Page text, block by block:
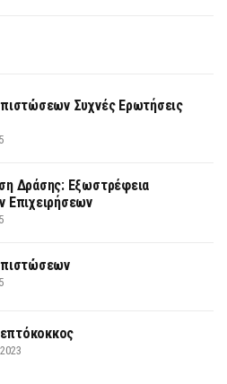
Συχνές Ερωτήσεις
Δράσης: Εξωστρέφεια
Επιχειρήσεων